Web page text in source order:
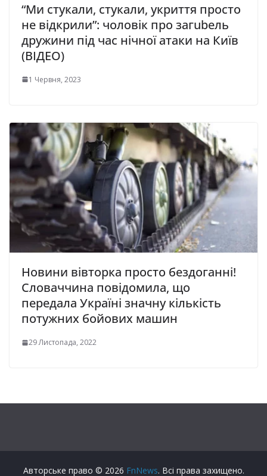
“Ми стукали, стукали, укриття просто
не відкрили”: чоловік про загubель
дружини під час нічної атаки на Київ
(ВІДЕО)
1 Червня, 2023
Новини вівторка просто бездоганні!
Словаччина повідомила, що
передала Україні значну кількість
потужних бойових машин
29 Листопада, 2022
Авторське право © 2026 FnNews. Всі права захищено.